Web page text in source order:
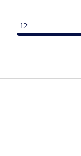
12